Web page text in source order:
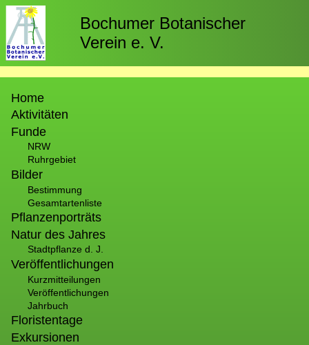
Direkt
zum
Inhalt
Bochumer Botanischer
Verein e. V.
Home
Aktivitäten
Funde
NRW
Ruhrgebiet
Bilder
Bestimmung
Gesamtartenliste
Pflanzenporträts
Natur des Jahres
Stadtpflanze d. J.
Veröffentlichungen
Kurzmitteilungen
Veröffentlichungen
Jahrbuch
Floristentage
Exkursionen